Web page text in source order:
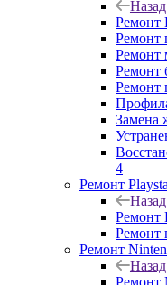
Назад
Ремонт
Ремонт
Ремонт
Ремонт
Ремонт
Замена
4
Ремонт
Назад
Ремонт
Ремонт
Ремонт
Назад
Ремонт